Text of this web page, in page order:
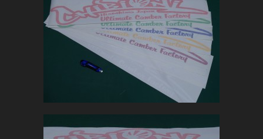
k